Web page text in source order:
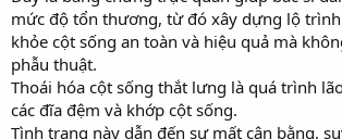
mức độ tổn thương, từ đó xây dựng lộ trình
khỏe cột sống an toàn và hiệu quả mà
phẫu thuật.
Thoái hóa cột sống thắt lưng là quá trình
các đĩa đệm và khớp cột sống.
Tình trạng này dẫn đến sự mất cân bằng,